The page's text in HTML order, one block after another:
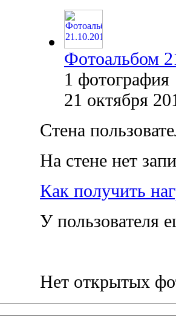
Фотоальбом
1 фотография
21 октября
Стена
На стене нет
Как получить
У пользователя
Нет открытых